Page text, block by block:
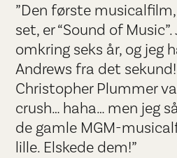
”Den første
set, er “Sound of
omkring seks år, og jeg
Andrews fra det
Christopher Plummer
crush… haha… men jeg
de gamle MGM-
lille. Elskede dem!”